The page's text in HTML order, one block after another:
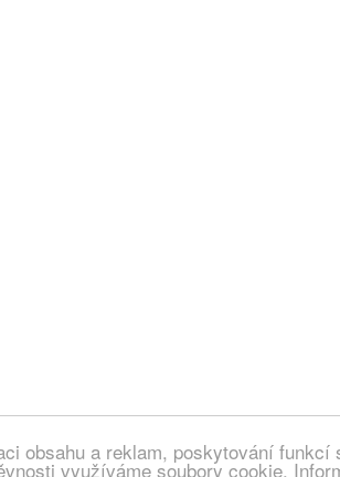
obsahu a reklam, poskytování
využíváme soubory cookie.